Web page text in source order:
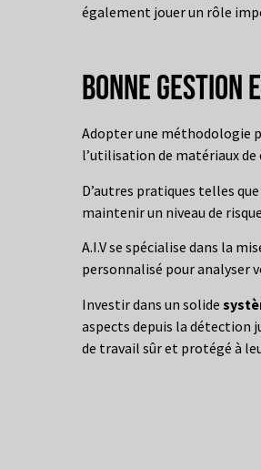
également jouer un rôle
Bonne
Adopter une méthodologie
l’utilisation de matériaux
D’autres pratiques telles
maintenir un niveau de
A.I.V se spécialise dans la
personnalisé pour analyser
Investir dans un solide
aspects depuis la détection
de travail sûr et protégé à